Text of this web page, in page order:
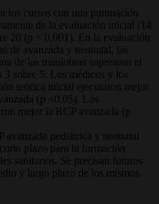
los cursos con una puntuación
de la evaluación inicial (14
20 (p < 0,001). En la evaluación
de avanzada y neonatal, las
de las maniobras superaron el
sobre 5. Los médicos y los
teórica inicial ejecutaron mejor
(p <0,05). Los
mejor la RCP avanzada (p
pediátrica y neonatal
plazo para la formación
sanitarios. Se precisan futuros
y largo plazo de los mismos.